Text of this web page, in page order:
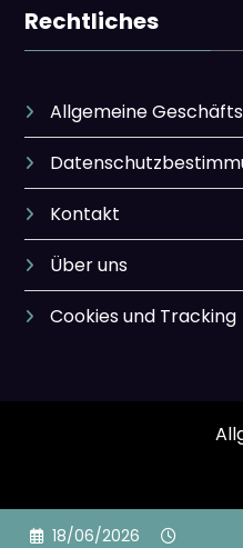
Rechtliches
Allgemeine
Kontakt
Über uns
Cookies und Tracking
Skip
18/06/2026